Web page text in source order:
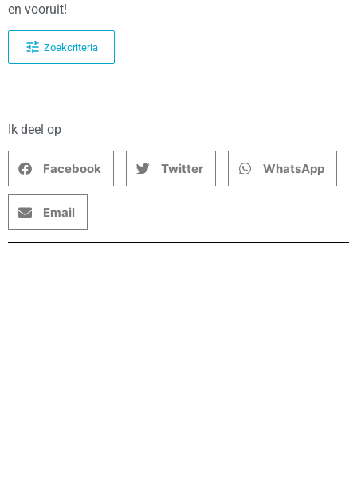
en vooruit!
Zoekcriteria
Ik deel op
Facebook Twitter WhatsApp
Email